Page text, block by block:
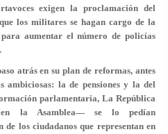
exigen la proclamación del
los militares se hagan cargo de la
aumentar el número de policías
atrás en su plan de reformas, antes
ambiciosas: la de pensiones y la del
parlamentaria, La República
la Asamblea— se lo pedían
de los ciudadanos que representan en